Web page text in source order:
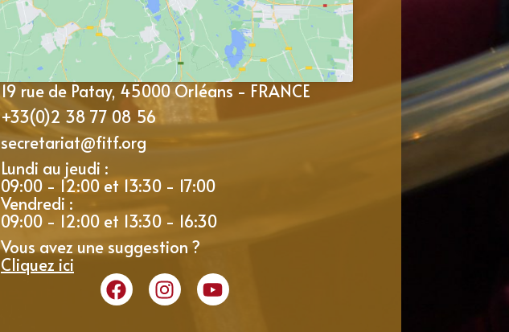
19 rue de Patay, 45000 Orléans - FRANCE
+33(0)2 38 77 08 56
secretariat@fitf.org
Lundi au jeudi :
09:00 - 12:00 et 13:30 - 17:00
Vendredi :
09:00 - 12:00 et 13:30 - 16:30
Vous avez une suggestion ?
Cliquez ici